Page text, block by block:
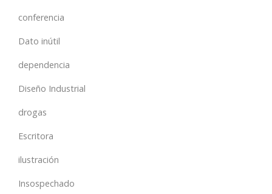
conferencia
Dato inútil
dependencia
Diseño Industrial
drogas
Escritora
ilustración
Insospechado